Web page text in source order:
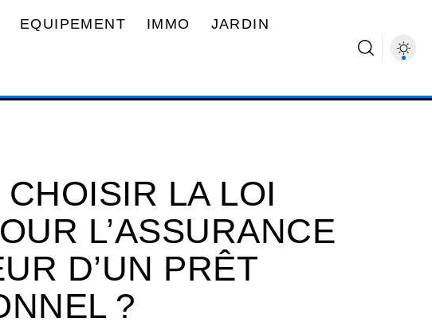
EQUIPEMENT IMMO JARDIN
LA LOI
L’ASSURANCE
D’UN PRÊT
?